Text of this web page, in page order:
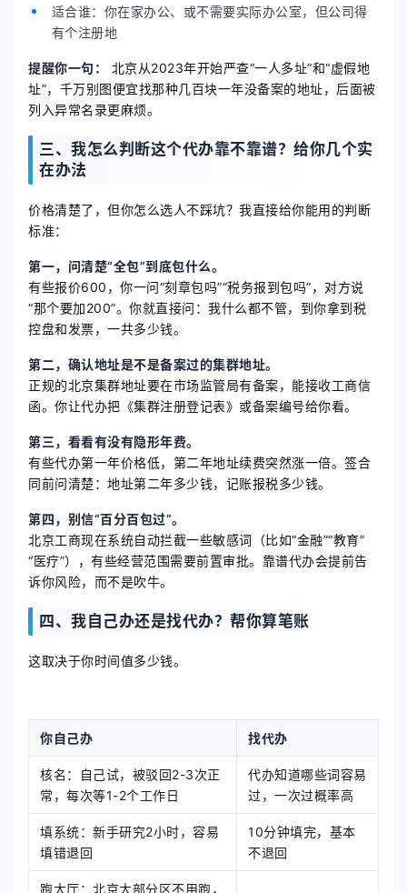
适合谁：你在家办公、或不需要实际办公室，但公司得
有个注册地
提醒你一句：
北京从2023年开始严查“一人多址”和“虚假地
址”，千万别图便宜找那种几百块一年没备案的地址，后面被
列入异常名录更麻烦。
三、我怎么判断这个代办靠不靠谱？给你几个实
在办法
价格清楚了，但你怎么选人不踩坑？我直接给你能用的判断
标准：
第一，问清楚“全包”到底包什么。
有些报价600，你一问“刻章包吗”“税务报到包吗”，对方说
“那个要加200”。你就直接问：我什么都不管，到你拿到税
控盘和发票，一共多少钱。
第二，确认地址是不是备案过的集群地址。
正规的北京集群地址要在市场监管局有备案，能接收工商信
函。你让代办把《集群注册登记表》或备案编号给你看。
第三，看看有没有隐形年费。
有些代办第一年价格低，第二年地址续费突然涨一倍。签合
同前问清楚：地址第二年多少钱，记账报税多少钱。
第四，别信“百分百包过”。
北京工商现在系统自动拦截一些敏感词（比如“金融”“教育”
“医疗”），有些经营范围需要前置审批。靠谱代办会提前告
诉你风险，而不是吹牛。
四、我自己办还是找代办？帮你算笔账
这取决于你时间值多少钱。
你自己办 找代办
核名：自己试，被驳回2-3次正
常，每次等1-2个工作日
代办知道哪些词容易
过，一次过概率高
填系统：新手研究2小时，容易
填错退回
10分钟填完，基本
不退回
跑大厅：北京大部分区不用跑，